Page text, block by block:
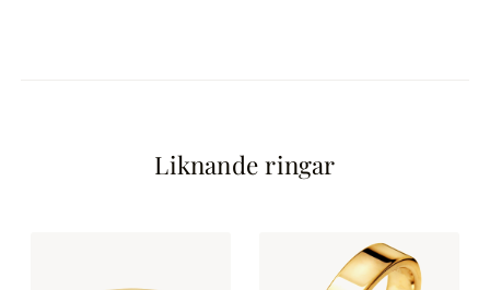
Liknande ringar